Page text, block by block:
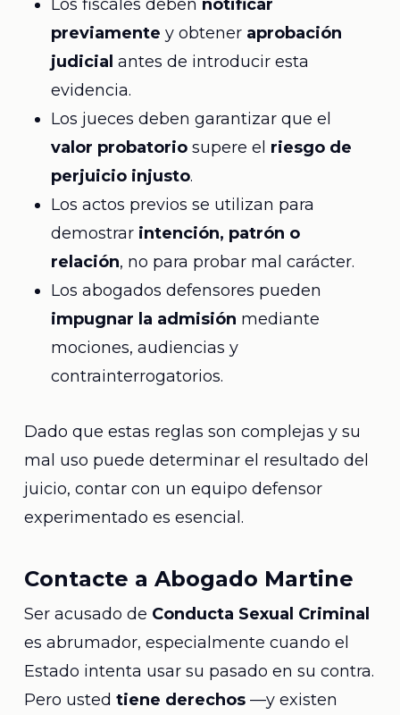
Los fiscales deben notificar
previamente y obtener aprobación
judicial antes de introducir esta
evidencia.
Los jueces deben garantizar que el
valor probatoriosupere el riesgo de
perjuicio injusto.
Los actos previos se utilizan para
demostrar intención, patrón o
relación, no para probar mal carácter.
Los abogados defensores pueden
impugnar la admisión mediante
mociones, audiencias y
contrainterrogatorios.
Dado que estas reglas son complejas y su
mal uso puede determinar el resultado del
juicio, contar con un equipo defensor
experimentado es esencial.
Contacte a Abogado Martine
Ser acusado de Conducta Sexual Criminal
es abrumador, especialmente cuando el
Estado intenta usar su pasado en su contra.
Pero usted tiene derechos—y existen